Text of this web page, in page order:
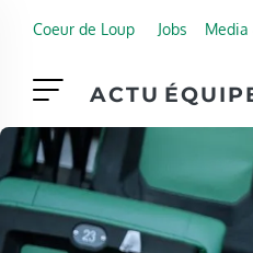
Coeur de Loup Jobs Media
ACTU